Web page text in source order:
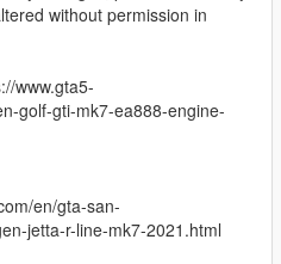
without permission in
www.gta5-
golf-gti-mk7-ea888-engine-
en/gta-san-
jetta-r-line-mk7-2021.html